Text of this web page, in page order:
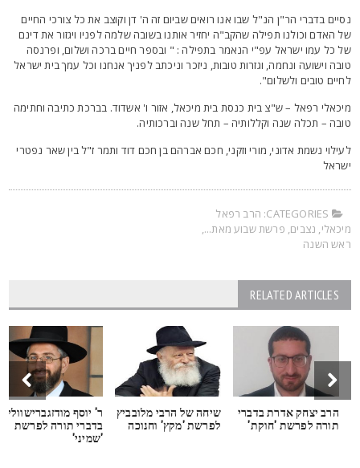
בדברי הר"ן הנ"ל שבו אנו רואים שביום זה ה' דן וקוצב את כל צורכי החיים
האדם וכולנו תפילה שהקב"ה יחזיר אותנו בשובה שלמה לפניו ויגזור את דינם
כל עמו ישראל עפ"י הנאמר בתפילה : " ובספר חיים ברכה ושלום, ופרנסה
וישועה ונחמה, וגזרות טובות, ניזכר וניכתב לפניך אנחנו וכל עמך בית ישראל
טובים ולשלום".
רפאל – ש"צ בית כנסת בית מיכאל, אזור ו' אשדוד. בברכת כתיבה וחתימה
– תכלה שנה וקללותיה – תחל שנה וברכותיה.
נשמת אדוני, מורי וזקני, חכם אברהם בן חכם דוד ותמר ז"ל בין שאר נפטרי
CATEGORIES:
הרב רפאל
,נצבים,פרשת שבוע מאת...,
השנה
RELATED ARTICLES
הרב יצחק אדרת בדברי
תורה לפרשת 'חוקת'
שיחה של הרבי מלובביץ
לפרשת 'מקץ' וחנוכה
ר' יוסף מודזגברישוולי
בדברי תורה לפרשת
'שמיני'